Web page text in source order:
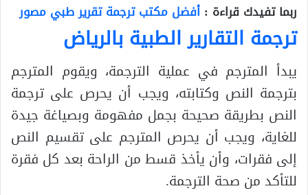
ربما تفيدك قراءة : أفضل مكتب ترجمة تقرير طبي مصور
ترجمة التقارير الطبية بالرياض
يبدأ المترجم في عملية الترجمة، ويقوم المترجم
بترجمة النص وكتابته، ويجب أن يحرص على ترجمة
النص بطريقة صحيحة بجمل مفهومة وبصياغة جيدة
للغاية، ويجب أن يحرص المترجم على تقسيم النص
إلى فقرات، وأن يأخذ قسط من الراحة بعد كل فقرة
للتأكد من صحة الترجمة.